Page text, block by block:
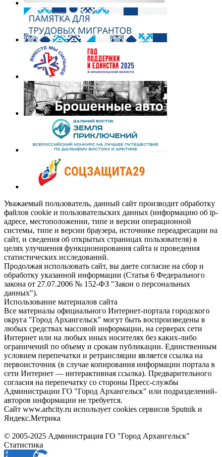
Уважаемый пользователь, данный сайт производит обработку
файлов cookie и пользовательских данных (информацию об ip-
адресе, местоположении, типе и версии операционной
системы, типе и версии браузера, источнике переадресации на
сайт, и сведения об открытых страницах пользователя) в
целях улучшения функционирования сайта и проведения
статистических исследований.
Продолжая использовать сайт, вы даете согласие на сбор и
обработку указанной информации (Статья 6 Федерального
закона от 27.07.2006 № 152-ФЗ "Закон о персональных
данных").
Использование материалов сайта
Все материалы официального Интернет-портала городского
округа "Город Архангельск" могут быть воспроизведены в
любых средствах массовой информации, на серверах сети
Интернет или на любых иных носителях без каких-либо
ограничений по объему и срокам публикации. Единственным
условием перепечатки и ретрансляции является ссылка на
первоисточник (в случае копирования информации портала в
сети Интернет — интерактивная ссылка). Предварительного
согласия на перепечатку со стороны Пресс-службы
Администрации ГО "Город Архангельск" или подразделений-
авторов информации не требуется.
Сайт www.arhcity.ru использует cookies сервисов Sputnik и
Яндекс.Метрика
© 2005-2025 Администрация ГО "Город Архангельск"
Статистика